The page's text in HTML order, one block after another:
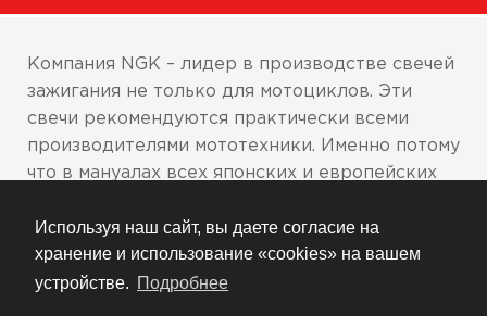
Используя наш сайт, вы даете согласие на
хранение и использование «cookies» на вашем
устройстве. Подробнее
Компания NGK – лидер в производстве свечей
зажигания не только для мотоциклов. Эти
свечи рекомендуются практически всеми
производителями мототехники. Именно потому
что в мануалах всех японских и европейских
использованию, мы их продаем.
Цена меняется в зависимости от модели -
по запросу